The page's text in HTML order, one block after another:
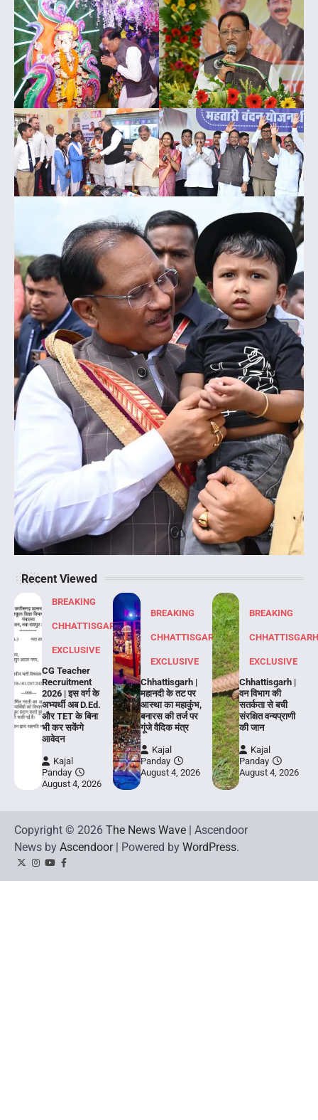
Recent Viewed
BREAKING
CHHATTISGARH
EXCLUSIVE
CG Teacher
Recruitment
2026 | इस वर्ग के
अभ्यर्थी अब D.Ed.
और TET के बिना
भी कर सकेंगे
आवेदन
Kajal
Panday
August 4, 2026
BREAKING
CHHATTISGARH
EXCLUSIVE
Chhattisgarh |
महानदी के तट पर
आस्था का महाकुंभ,
बनारस की तर्ज पर
गूंजे वैदिक मंत्र
Kajal
Panday
August 4, 2026
BREAKING
EXCLUSIVE
Chhattisgarh |
वन विभाग की
सतर्कता से बची
संरक्षित वन्यप्राणी
की जान
Kajal
Panday
August 4, 2026
Copyright © 2026 The News Wave | Ascendoor
News by Ascendoor| Powered by WordPress.
TwitterInstagram
YouTubeFacebook